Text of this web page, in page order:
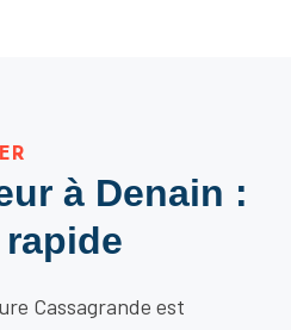
à Denain :
Cassagrande est